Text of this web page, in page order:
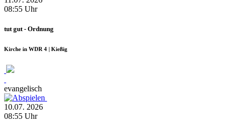
08:55 Uhr
tut gut - Ordnung
Kirche in WDR 4 | Kießig
evangelisch
10.07. 2026
08:55 Uhr